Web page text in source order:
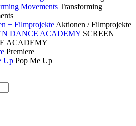
Movements Transforming
+ Filmprojekte Aktionen / Filmprojekte
DANCE ACADEMY SCREEN
ACADEMY
Premiere
Up Pop Me Up